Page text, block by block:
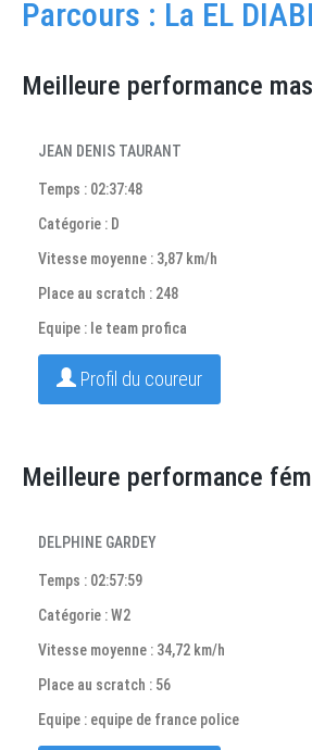
Parcours : La EL
Meilleure performance
JEAN DENIS TAURANT
Temps : 02:37:48
Catégorie : D
Vitesse moyenne : 3,87 km/h
Place au scratch : 248
Equipe : le team profica
Profil du coureur
Meilleure performance
DELPHINE GARDEY
Temps : 02:57:59
Catégorie : W2
Vitesse moyenne : 34,72 km/h
Place au scratch : 56
Equipe : equipe de france police